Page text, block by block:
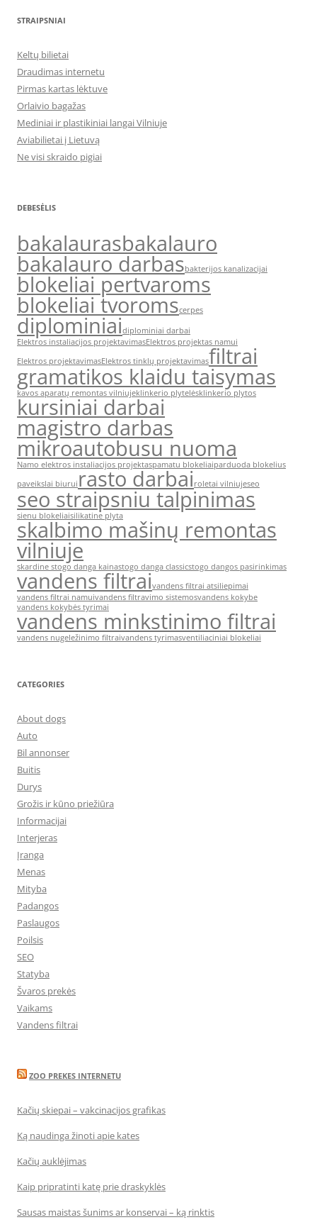
STRAIPSNIAI
Keltų bilietai
Draudimas internetu
Pirmas kartas lėktuve
Orlaivio bagažas
Mediniai ir plastikiniai langai Vilniuje
Aviabilietai į Lietuvą
Ne visi skraido pigiai
DEBESĖLIS
bakalaurasbakalauro
bakalauro darbasbakterijos kanalizacijai
blokeliai pertvaroms
blokeliai tvoromscerpes
diplominiaidiplominiai darbai
Elektros instaliacijos projektavimasElektros projektas namui
Elektros projektavimasElektros tinklų projektavimasfiltrai
gramatikos klaidu taisymas
kavos aparatų remontas vilniujeklinkerio plytelėsklinkerio plytos
kursiniai darbai
magistro darbas
mikroautobusu nuoma
Namo elektros instaliacijos projektaspamatu blokeliaiparduoda blokelius
paveikslai biurui rasto darbai roletai vilniujeseo
seo straipsniu talpinimas
sienu blokeliaisilikatine plyta
skalbimo mašinų remontas
vilniuje
skardine stogo danga kainastogo danga classicstogo dangos pasirinkimas
vandens filtraivandens filtrai atsiliepimai
vandens filtrai namuivandens filtravimo sistemosvandens kokybe
vandens kokybės tyrimai
vandens minkstinimo filtrai
vandens nugeležinimo filtraivandens tyrimasventiliaciniai blokeliai
CATEGORIES
About dogs
Auto
Bil annonser
Buitis
Durys
Grožis ir kūno priežiūra
Informacijai
Interjeras
Įranga
Menas
Mityba
Padangos
Paslaugos
Poilsis
SEO
Statyba
Švaros prekės
Vaikams
Vandens filtrai
ZOO PREKES INTERNETU
Kačių skiepai – vakcinacijos grafikas
Ką naudinga žinoti apie kates
Kačių auklėjimas
Kaip pripratinti katę prie draskyklės
Sausas maistas šunims ar konservai – ką rinktis